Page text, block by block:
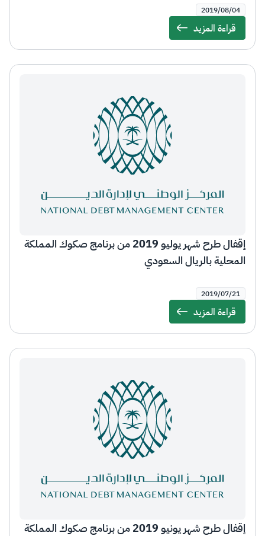
2019/08/04
قراءة المزيد
Details
إقفال طرح شهر يوليو 2019 من برنامج صكوك المملكة
المحلية بالريال السعودي
2019/07/21
قراءة المزيد
Details
إقفال طرح شهر يونيو 2019 من برنامج صكوك المملكة